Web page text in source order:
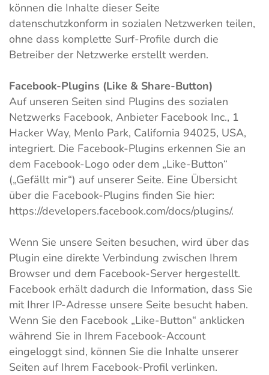
können die Inhalte dieser Seite
datenschutzkonform in sozialen Netzwerken teilen,
ohne dass komplette Surf-Profile durch die
Betreiber der Netzwerke erstellt werden.
Facebook-Plugins (Like & Share-Button)
Auf unseren Seiten sind Plugins des sozialen
Netzwerks Facebook, Anbieter Facebook Inc., 1
Hacker Way, Menlo Park, California 94025, USA,
integriert. Die Facebook-Plugins erkennen Sie an
dem Facebook-Logo oder dem „Like-Button“
(„Gefällt mir“) auf unserer Seite. Eine Übersicht
über die Facebook-Plugins finden Sie hier:
https://developers.facebook.com/docs/plugins/.
Wenn Sie unsere Seiten besuchen, wird über das
Plugin eine direkte Verbindung zwischen Ihrem
Browser und dem Facebook-Server hergestellt.
Facebook erhält dadurch die Information, dass Sie
mit Ihrer IP-Adresse unsere Seite besucht haben.
Wenn Sie den Facebook „Like-Button“ anklicken
während Sie in Ihrem Facebook-Account
eingeloggt sind, können Sie die Inhalte unserer
Seiten auf Ihrem Facebook-Profil verlinken.